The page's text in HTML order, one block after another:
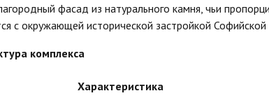
фасад из натурального камня, чьи
с окружающей исторической застройкой
комплекса
Характеристика